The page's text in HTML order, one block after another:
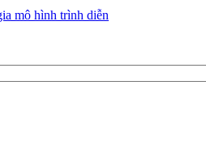
mô hình trình diễn